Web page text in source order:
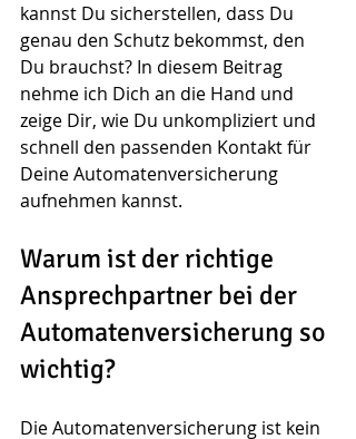
kannst Du sicherstellen, dass Du
genau den Schutz bekommst, den
Du brauchst? In diesem Beitrag
nehme ich Dich an die Hand und
zeige Dir, wie Du unkompliziert und
schnell den passenden Kontakt für
Deine Automatenversicherung
aufnehmen kannst.
Warum ist der richtige
Ansprechpartner bei der
Automatenversicherung so
wichtig?
Die Automatenversicherung ist kein